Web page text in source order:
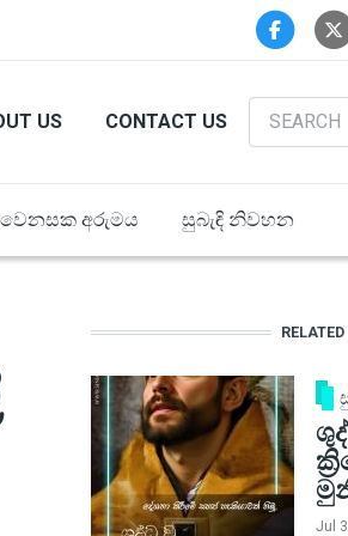
US CONTACT US
Search
වෙනසක අරුමය සුබැඳි නිවහන
RELATED
Jul